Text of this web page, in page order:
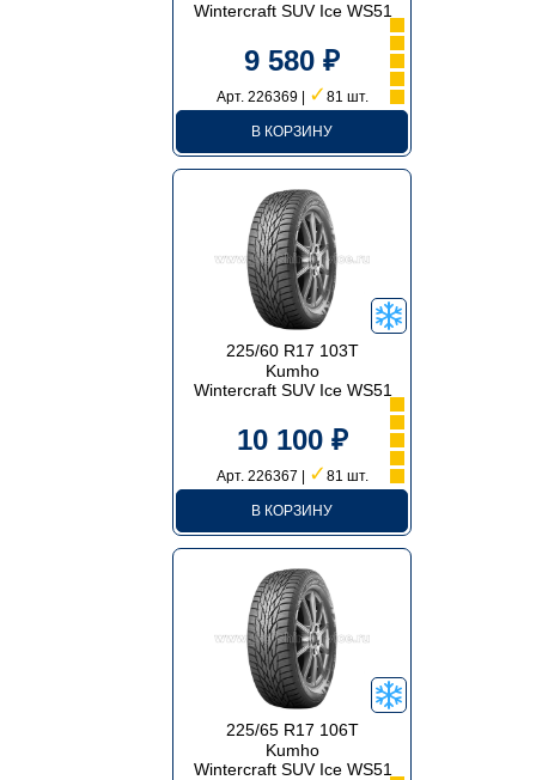
Wintercraft SUV Ice WS51
9 580 ₽
Арт. 226369 | ✓ 81 шт.
В КОРЗИНУ
225/60 R17 103T
Kumho
Wintercraft SUV Ice WS51
10 100 ₽
Арт. 226367 | ✓ 81 шт.
В КОРЗИНУ
225/65 R17 106T
Kumho
Wintercraft SUV Ice WS51